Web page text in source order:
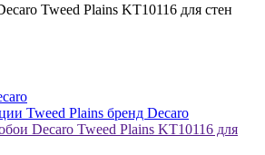
Tweed Plains KT10116 для стен
Tweed Plains бренд Decaro
Decaro Tweed Plains KT10116 для